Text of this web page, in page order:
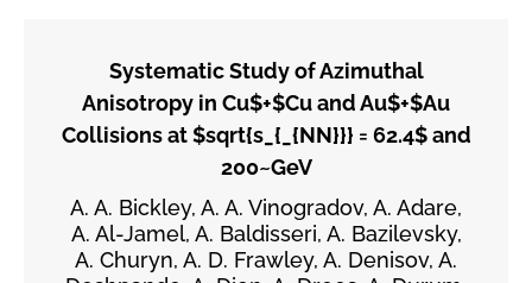
Systematic Study of Azimuthal
Anisotropy in Cu$+$Cu and Au$+$Au
Collisions at $sqrt{s_{_{NN}}} = 62.4$ and
200~GeV
A. A. Bickley, A. A. Vinogradov, A. Adare,
A. Al-Jamel, A. Baldisseri, A. Bazilevsky,
A. Churyn, A. D. Frawley, A. Denisov, A.